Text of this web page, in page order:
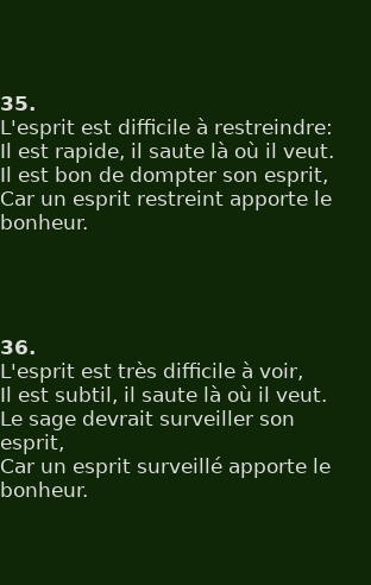
35.
L'esprit est difficile à restreindre:
Il est rapide, il saute là où il veut.
Il est bon de dompter son esprit,
Car un esprit restreint apporte le
bonheur.
36.
L'esprit est très difficile à voir,
Il est subtil, il saute là où il veut.
Le sage devrait surveiller son
esprit,
Car un esprit surveillé apporte le
bonheur.